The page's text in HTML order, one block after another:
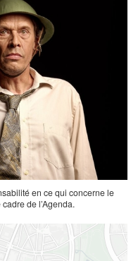
en ce qui concerne le
de l’Agenda.